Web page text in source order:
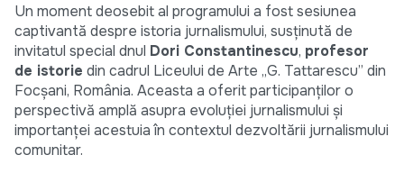
Un moment deosebit al programului a fost sesiunea
captivantă despre istoria jurnalismului, susținută de
invitatul special dnul Dori Constantinescu, profesor
de istorie din cadrul Liceului de Arte „G. Tattarescu” din
Focșani, România. Aceasta a oferit participanților o
perspectivă amplă asupra evoluției jurnalismului și
importanței acestuia în contextul dezvoltării jurnalismului
comunitar.